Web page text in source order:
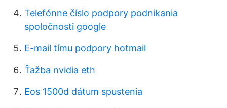
Telefónne číslo podpory podnikania
spoločnosti google
E-mail tímu podpory hotmail
Ťažba nvidia eth
Eos 1500d dátum spustenia